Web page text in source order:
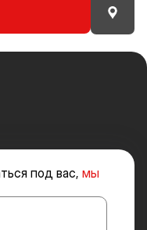
под вас, мы
и услуг, не
информационный
публичной офертой,
кодекса